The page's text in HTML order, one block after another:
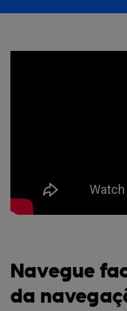
Navegue
da